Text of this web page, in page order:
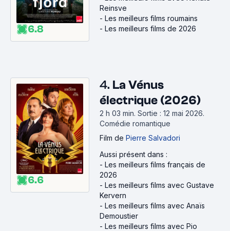
6.8
Reinsve
- Les meilleurs films roumains
- Les meilleurs films de 2026
6.6
4. La Vénus
électrique (2026)
2 h 03 min. Sortie : 12 mai 2026.
Comédie romantique
Film de Pierre Salvadori
Aussi présent dans :
- Les meilleurs films français de
2026
- Les meilleurs films avec Gustave
Kervern
- Les meilleurs films avec Anaïs
Demoustier
- Les meilleurs films avec Pio